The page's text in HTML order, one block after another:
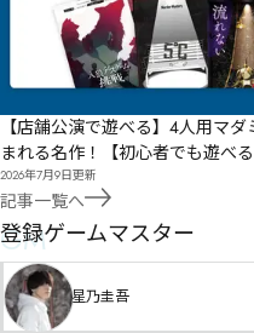
【店舗公演で遊べる】4人用マ
まれる名作！【初心者でも遊べる
2026年7月9日更新
記事一覧へ
GM
登録ゲームマスター
星乃圭吾